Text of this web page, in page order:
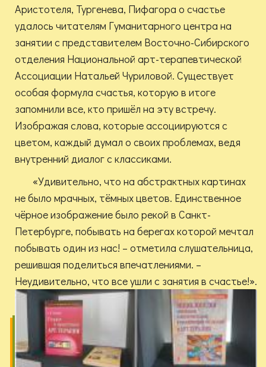
Аристотеля, Тургенева, Пифагора о счастье
удалось читателям Гуманитарного центра на
занятии с представителем Восточно-Сибирского
отделения Национальной арт-терапевтической
Ассоциации Натальей Чуриловой. Существует
особая формула счастья, которую в итоге
запомнили все, кто пришёл на эту встречу.
Изображая слова, которые ассоциируются с
цветом, каждый думал о своих проблемах, ведя
внутренний диалог с классиками.
«Удивительно, что на абстрактных картинах
не было мрачных, тёмных цветов. Единственное
чёрное изображение было рекой в Санкт-
Петербурге, побывать на берегах которой мечтал
побывать один из нас! – отметила слушательница,
решившая поделиться впечатлениями. –
Неудивительно, что все ушли с занятия в счастье!».